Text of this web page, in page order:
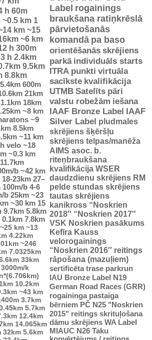
h 60m
~0.5 km 1
km ~15
~6 km
h 300m
3 h 2.4km
9.5km
8.8km
5.4km 600m
21km
1.1km 18km
~8 km
~9
8.5km
~11 km
velo ~18
~0.3 km
11.7km
b ~42 km
18-23km 27–
100m/b 4-6
b 25km ~23
~30 km 15
9.7km 5.8km
0.1km 7.8km
~25 km ~13
4.22km
~246
7.0325km
33km
3000m/k
n*(6.706km)
10.2km
~43 km
3.7km
5.7km
12.4km
14.065km
32km 5.6km
Label rogainings
braukšana ratiņkrēslā
pārvietošanās
komandā pa baso
orientēšanās skrējiens
parkā individuāls starts
ITRA punkti virtuāla
sacīkste kvalifikācija
UTMB Satelīts pāri
valstu robežām iešana
IAAF Bronze Label IAAF
Silver Label pludmales
skrējiens šķēršļu
skrējiens telpas/manēža
AIMS asoc. b.
riteņbraukšana
kvalifikācija WSER
daudzdienu skrējiens RM
pelde stundas skrējiens
tautas skrējiens
kanikross “Noskrien
2018″ “Noskrien 2017″
VSK Noskrien pasākums
Kefīra Kauss
velorogainings
“Noskrien 2016″ reitings
rāpošana (mazuļiem)
sertificēta trase parkrun
IAU Bronze Label N19
German Road Races (GRR)
rogaininga pastaiga
bērniem PČ N25 "Noskrien
2015" reitings skrituļošana
dāmu skrējiens WA Label
MIAUC N26 Taku